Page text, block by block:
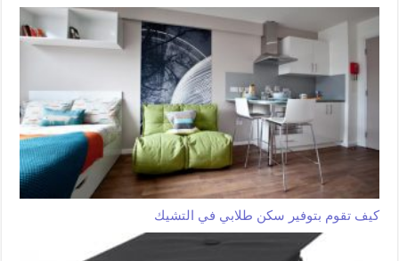
كيف تقوم بتوفير سكن طلابي في التشيك